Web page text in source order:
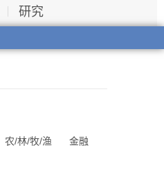
研究
农/林/牧/渔
金融